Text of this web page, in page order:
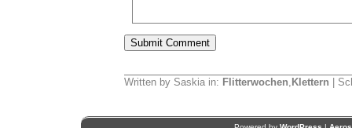
Written by Saskia in: Flitterwochen, Klettern |